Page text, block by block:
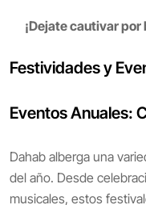
¡Dejate cautivar por
Festividades y
Eventos Anuales:
Dahab alberga una
del año. Desde
musicales, estos